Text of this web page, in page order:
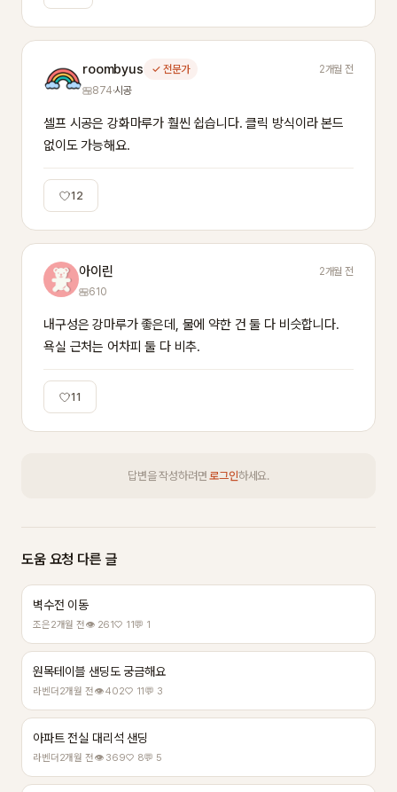
roombyus ✓ 전문가
2개월 전
874·시공
셀프 시공은 강화마루가 훨씬 쉽습니다. 클릭 방식이라 본드
없이도 가능해요.
12
아이린
2개월 전
610
내구성은 강마루가 좋은데, 물에 약한 건 둘 다 비슷합니다.
욕실 근처는 어차피 둘 다 비추.
11
답변을 작성하려면로그인하세요.
도움 요청 다른 글
벽수전 이동
조은2개월 전👁 261♡ 11💬 1
원목테이블 샌딩도 궁금해요
라벤더2개월 전👁 402♡ 11💬 3
아파트 전실 대리석 샌딩
라벤더2개월 전👁 369♡ 8💬 5